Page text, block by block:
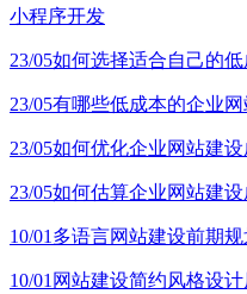
小程序开发
23/05如何选择适合自己的
23/05有哪些低成本的企业
23/05如何优化企业网站建
23/05如何估算企业网站建
10/01 多语言网站建设前期
10/01 网站建设简约风格设